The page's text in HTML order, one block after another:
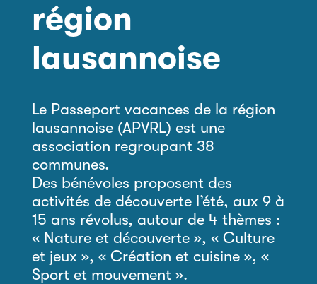
région
lausannoise
Le Passeport vacances de la région
lausannoise (APVRL) est une
association regroupant 38
communes.
Des bénévoles proposent des
activités de découverte l’été, aux 9 à
15 ans révolus, autour de 4 thèmes :
« Nature et découverte », « Culture
et jeux », « Création et cuisine », «
Sport et mouvement ».